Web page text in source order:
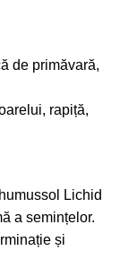
de primăvară,
rapiță,
Lichid
a semințelor.
și